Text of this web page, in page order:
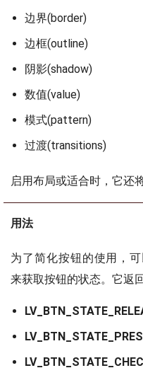
边界(border)
边框(outline)
阴影(shadow)
数值(value)
模式(pattern)
过渡(transitions)
启用布局或适合时，它还
用法
为了简化按钮的使用，
来获取按钮的状态。它返